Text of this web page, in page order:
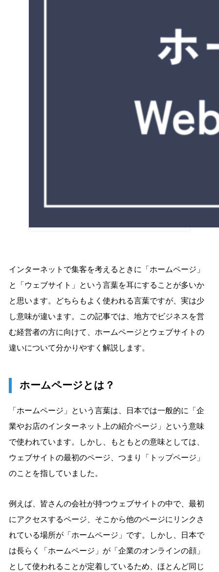
インターネットで集客を考えるときに「ホームページ」
と「ウェブサイト」という言葉を耳にすることが多いか
と思います。どちらもよく使われる言葉ですが、実は少
し意味が違います。この記事では、地方でビジネスを営
む経営者の方に向けて、ホームページとウェブサイトの
違いについて分かりやすく解説します。
ホームページとは？
「ホームページ」という言葉は、日本では一般的に「企
業やお店のインターネット上の紹介ページ」という意味
で使われています。しかし、もともとの意味としては、
ウェブサイトの最初のページ、つまり「トップページ」
のことを指していました。
例えば、皆さんの会社が持つウェブサイトの中で、最初
にアクセスするページ、そこから他のページにリンクさ
れている場所が「ホームページ」です。しかし、日本で
は長らく「ホームページ」が「企業のオンラインの顔」
として使われることが定着しているため、ほとんど同じ